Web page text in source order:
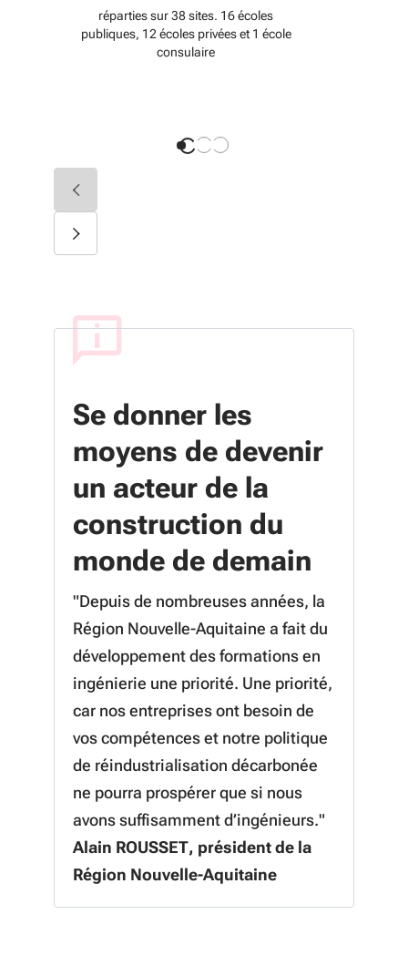
Diapositive précédente
réparties sur 38 sites. 16 écoles
publiques, 12 écoles privées et 1 école
consulaire
Diapositive suivante
Se donner les
moyens de devenir
un acteur de la
construction du
monde de demain
"Depuis de nombreuses années, la
Région Nouvelle-Aquitaine a fait du
développement des formations en
ingénierie une priorité. Une priorité,
car nos entreprises ont besoin de
vos compétences et notre politique
de réindustrialisation décarbonée
ne pourra prospérer que si nous
avons suffisamment d’ingénieurs."
Alain ROUSSET, président de la
Région Nouvelle-Aquitaine